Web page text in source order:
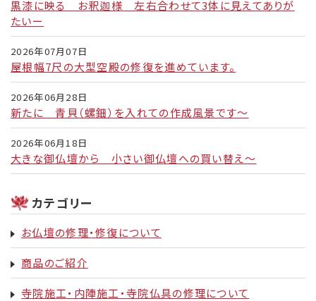
黒漆に映る お釈迦様 左右合わせて3体に見えてありが
たいー
2026年07月07日
屋根幅7尺の大型空殿の修復を進めています。
2026年06月28日
新たに 青貝（螺鈿）を入れての作成風景です～
2026年06月18日
大きな御仏壇から 小さい御仏壇への買い替え～
カテゴリー
お仏壇の修理・修復について
商品のご紹介
寺院施工・内陣施工・寺院仏具の修理について